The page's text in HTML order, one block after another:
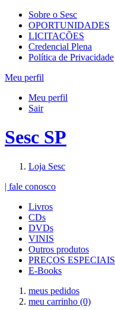
Sobre o Sesc
OPORTUNIDADES
LICITAÇÕES
Credencial Plena
Política de Privacidade
Meu perfil
Meu perfil
Sair
Sesc SP
Loja Sesc
| fale conosco
Livros
CDs
DVDs
VINIS
Outros produtos
PREÇOS ESPECIAIS
E-Books
meus pedidos
meu carrinho (0)